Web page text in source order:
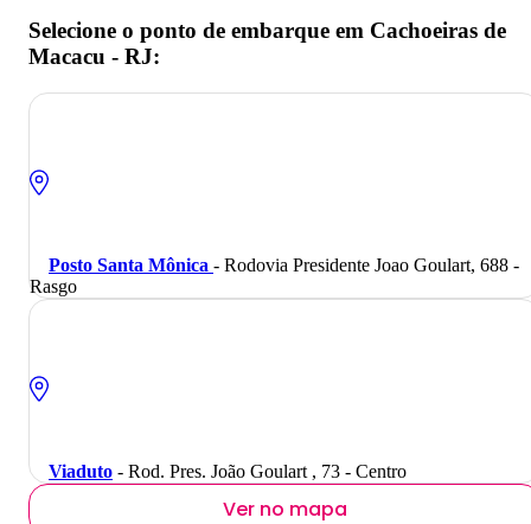
Selecione o ponto de embarque em Cachoeiras de
Macacu - RJ:
Posto Santa Mônica - Rodovia Presidente Joao Goulart, 688 -
Rasgo
Viaduto - Rod. Pres. João Goulart , 73 - Centro
Ver no mapa